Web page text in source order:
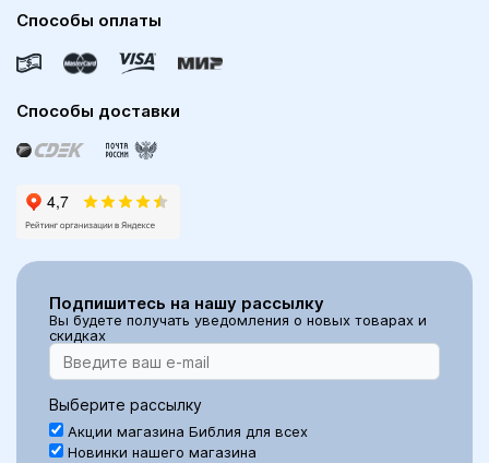
Способы оплаты
Способы доставки
Подпишитесь на нашу рассылку
Вы будете получать уведомления о новых товарах и
скидках
Выберите рассылку
Акции магазина Библия для всех
Новинки нашего магазина